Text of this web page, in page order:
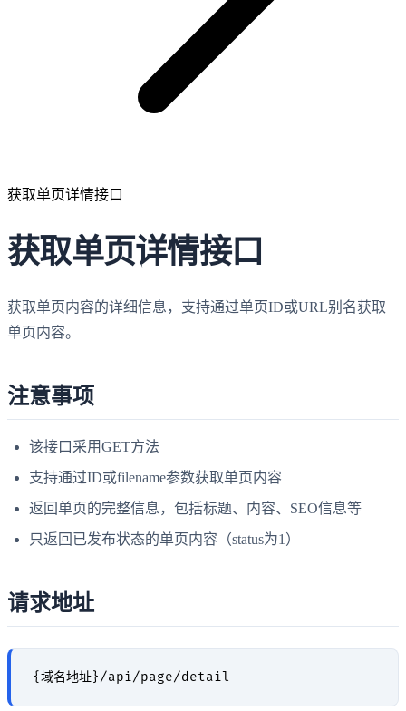
获取单页详情接口
获取单页详情接口
获取单页内容的详细信息，支持通过单页ID或URL别名获取
单页内容。
注意事项
该接口采用GET方法
支持通过ID或filename参数获取单页内容
返回单页的完整信息，包括标题、内容、SEO信息等
只返回已发布状态的单页内容（status为1）
请求地址